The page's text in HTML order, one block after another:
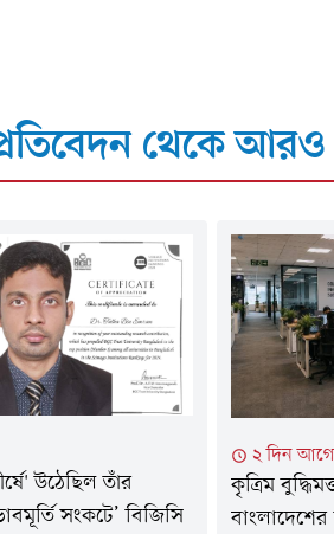
থেকে আরও
উঠেছিল তাঁর
সংকটে’ বিজিসি
২ দিন আগে
কৃত্রিম